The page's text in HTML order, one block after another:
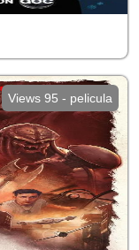
Views 95 - pelicula